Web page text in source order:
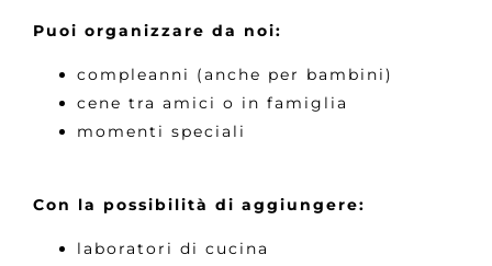
Puoi organizzare da noi:
compleanni (anche per bambini)
cene tra amici o in famiglia
momenti speciali
Con la possibilità di aggiungere:
laboratori di cucina